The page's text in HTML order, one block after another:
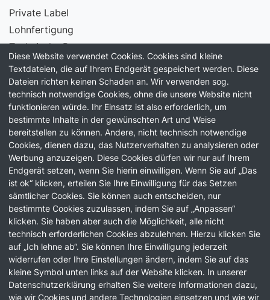
Private Label
Lohnfertigung
Technische Beratung
Laborservice
Information
Unternehmen
Qualität
Karriere
News
News
Podcast
Impressum
Datenschutz
Diese Website verwendet Cookies. Cookies sind kleine
Textdateien, die auf Ihrem Endgerät gespeichert werden. Diese
Dateien richten keinen Schaden an. Wir verwenden sog.
technisch notwendige Cookies, ohne die unsere Website nicht
funktionieren würde. Ihr Einsatz ist also erforderlich, um
bestimmte Inhalte in der gewünschten Art und Weise
bereitstellen zu können. Andere, nicht technisch notwendige
Cookies, dienen dazu, das Nutzerverhalten zu analysieren oder
Werbung anzuzeigen. Diese Cookies dürfen wir nur auf Ihrem
Endgerät setzen, wenn Sie hierin einwilligen. Wenn Sie auf „Das
ist ok“ klicken, erteilen Sie Ihre Einwilligung für das Setzen
sämtlicher Cookies. Sie können auch entscheiden, nur
bestimmte Cookies zuzulassen, indem Sie auf „Anpassen“
klicken. Sie haben aber auch die Möglichkeit, alle nicht
technisch erforderlichen Cookies abzulehnen. Hierzu klicken Sie
auf „Ich lehne ab“. Sie können Ihre Einwilligung jederzeit
widerrufen oder Ihre Einstellungen ändern, indem Sie auf das
kleine Symbol unten links auf der Website klicken. In unserer
Datenschutzerklärung erhalten Sie weitere Informationen dazu,
wie wir Cookies und andere Technologien einsetzen und wie wir